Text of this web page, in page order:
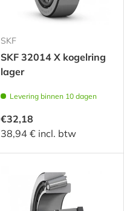
SKF
SKF 32014 X kogelring
lager
Levering binnen 10 dagen
€32,18
38,94 € incl. btw